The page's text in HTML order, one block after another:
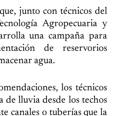
junto con técnicos del
Agropecuaria y
una campaña para
de reservorios
agua.
los técnicos
de lluvia desde los techos
canales o tuberías que la